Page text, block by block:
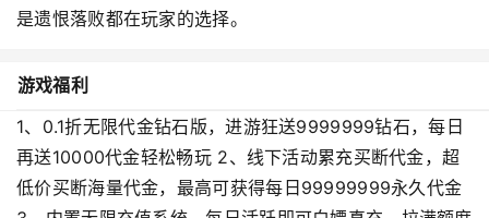
是遗恨落败都在玩家的选择。
游戏福利
1、0.1折无限代金钻石版，进游狂送9999999钻石，每日
再送10000代金轻松畅玩 2、线下活动累充买断代金，超
低价买断海量代金，最高可获得每日99999999永久代金